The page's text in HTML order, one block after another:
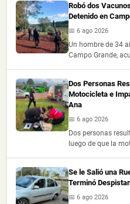
Robó dos
Detenido en
📅 6 ago 2026
Un hombre de 34
Campo Grande,
Dos Personas
Motocicleta e
Ana
📅 6 ago 2026
Dos personas
luego de que la
Se le Salió una
Terminó
📅 6 ago 2026